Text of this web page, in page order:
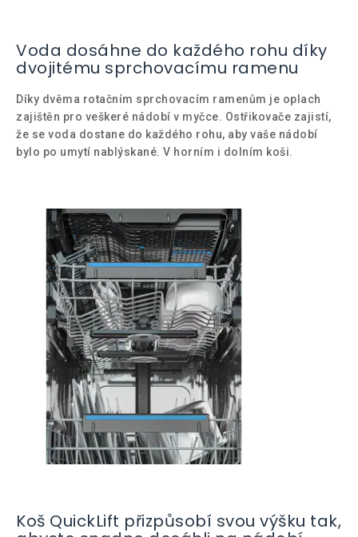
Voda dosáhne do každého rohu díky
dvojitému sprchovacímu ramenu
Díky dvěma rotačním sprchovacím ramenům je oplach
zajištěn pro veškeré nádobí v myčce. Ostřikovače zajistí,
že se voda dostane do každého rohu, aby vaše nádobí
bylo po umytí nablýskané. V horním i dolním koši.
Koš QuickLift přizpůsobí svou výšku tak,